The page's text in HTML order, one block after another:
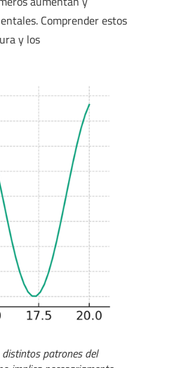
Comprender estos
y los
patrones del